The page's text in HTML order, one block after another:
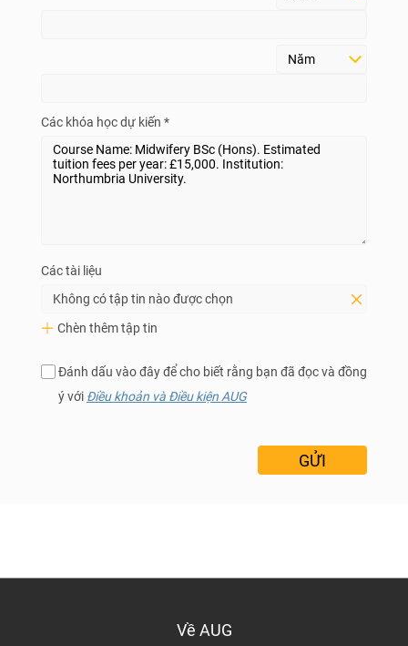
Các khóa học dự kiến *
Các tài liệu
Không có tập tin nào được chọn
Chèn thêm tập tin
Đánh dấu vào đây để cho biết rằng bạn đã đọc và đồng
ý với Điều khoản và Điều kiện AUG
Về AUG